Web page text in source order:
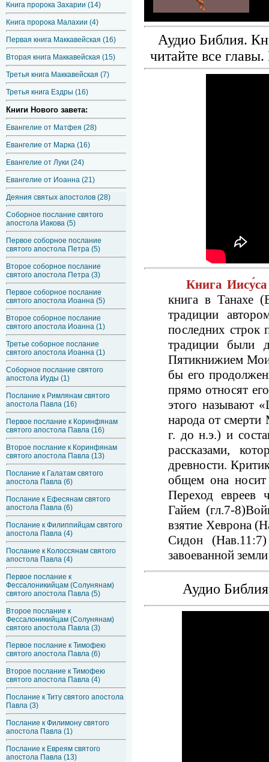
Книга пророка Захарии (14)
Книга пророка Малахии (4)
Первая книга Маккавейская (16)
Вторая книга Маккавейская (15)
Третья книга Маккавейская (7)
Третья книга Ездры (16)
Книги Нового завета:
Евангелие от Матфея (28)
Евангелие от Марка (16)
Евангелие от Луки (24)
Евангелие от Иоанна (21)
Деяния святых апостолов (28)
Соборное послание святого
апостола Иакова (5)
Первое соборное послание
святого апостола Петра (5)
Второе соборное послание
святого апостола Петра (3)
Первое соборное послание
святого апостола Иоанна (5)
Второе соборное послание
святого апостола Иоанна (1)
Третье соборное послание
святого апостола Иоанна (1)
Соборное послание святого
апостола Иуды (1)
Послание к Римлянам святого
апостола Павла (16)
Первое послание к Коринфянам
святого апостола Павла (16)
Второе послание к Коринфянам
святого апостола Павла (13)
Послание к Галатам святого
апостола Павла (6)
Послание к Ефесянам святого
апостола Павла (6)
Послание к Филиппийцам святого
апостола Павла (4)
Послание к Колоссянам святого
апостола Павла (4)
Первое послание к
Фессалоникийцам (Солунянам)
святого апостола Павла (5)
Второе послание к
Фессалоникийцам (Солунянам)
святого апостола Павла (3)
Первое послание к Тимофею
святого апостола Павла (6)
Второе послание к Тимофею
святого апостола Павла (4)
Послание к Титу святого апостола
Павла (3)
Послание к Филимону святого
апостола Павла (1)
Послание к Евреям святого
апостола Павла (13)
Аудио Библия.
читайте все
Книга
книга в Танахе
традиции
последних строк
традиции были
Пятикнижием
бы его
прямо относят
этого называют
народа от
г. до н.э.) и
рассказами,
древности.
общем она носит
Переход евреев
Гайем (гл.7-
взятие Хеврона
Сидон (Нав.11:7)
завоеванной
Аудио